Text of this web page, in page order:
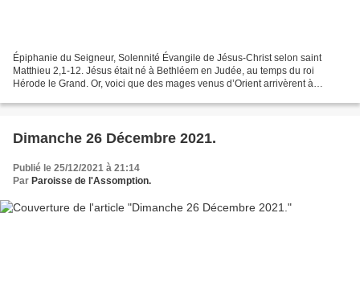
Épiphanie du Seigneur, Solennité Évangile de Jésus-Christ selon saint
Matthieu 2,1-12. Jésus était né à Bethléem en Judée, au temps du roi
Hérode le Grand. Or, voici que des mages venus d’Orient arrivèrent à
Dimanche 26 Décembre 2021.
Publié le 25/12/2021 à 21:14
Par Paroisse de l'Assomption.